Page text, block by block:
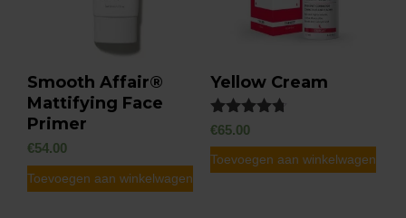
Smooth Affair®
Mattifying Face
Primer
€54.00
Toevoegen aan winkelwagen
Yellow Cream
Gewaardeerd
uit 5
€65.00
Toevoegen aan winkelwagen